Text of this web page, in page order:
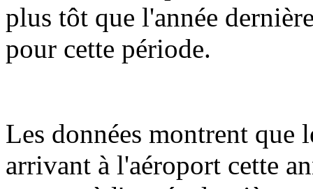
plus tôt que l'année
pour cette période.
Les données montrent que
arrivant à l'aéroport cette